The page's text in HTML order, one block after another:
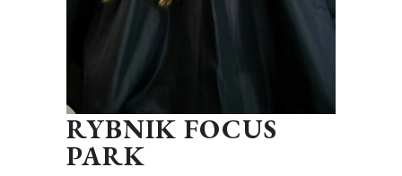
RYBNIK FOCUS
PARK